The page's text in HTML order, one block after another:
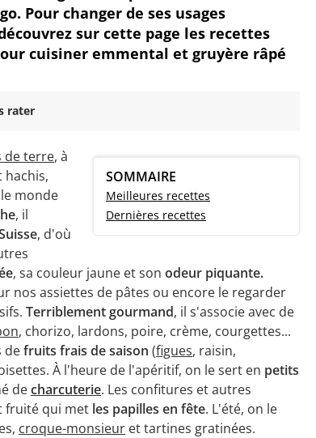
Pour changer de ses usages
sur cette page les recettes
cuisiner emmental et gruyère râpé
rater
SOMMAIRE
Meilleures recettes
Dernières recettes
de terre, à
hachis,
monde
, il
, d'où
, sa couleur jaune et son odeur piquante.
nos assiettes de pâtes ou encore le regarder
Terriblement gourmand, il s'associe avec de
, chorizo, lardons, poire, crème, courgettes...
defruits frais de saison (figues, raisin,
À l'heure de l'apéritif, on le sert en petits
decharcuterie. Les confitures et autres
fruité qui met les papilles en fête. L'été, on le
croque-monsieur et tartines gratinées.